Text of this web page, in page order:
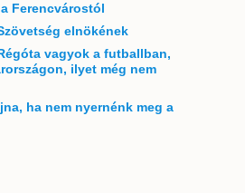
Ferencvárostól
elnökének
vagyok a futballban,
ilyet még nem
ha nem nyernénk meg a